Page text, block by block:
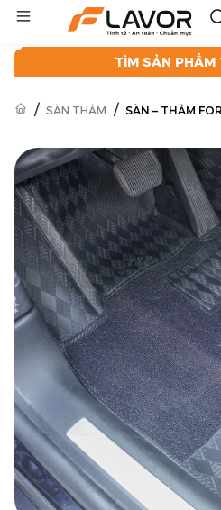
TÌM SẢN PHẨM
/ SÀN THẢM / SÀN – THẢM